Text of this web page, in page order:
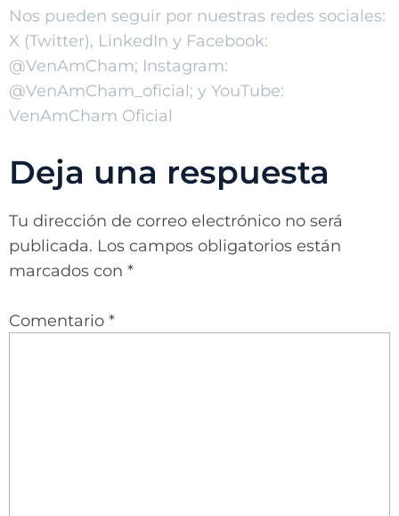
Nos pueden seguir por nuestras redes sociales:
X (Twitter), LinkedIn y Facebook:
@VenAmCham; Instagram:
@VenAmCham_oficial; y YouTube:
VenAmCham Oficial
Deja una respuesta
Tu dirección de correo electrónico no será
publicada. Los campos obligatorios están
marcados con *
Comentario *